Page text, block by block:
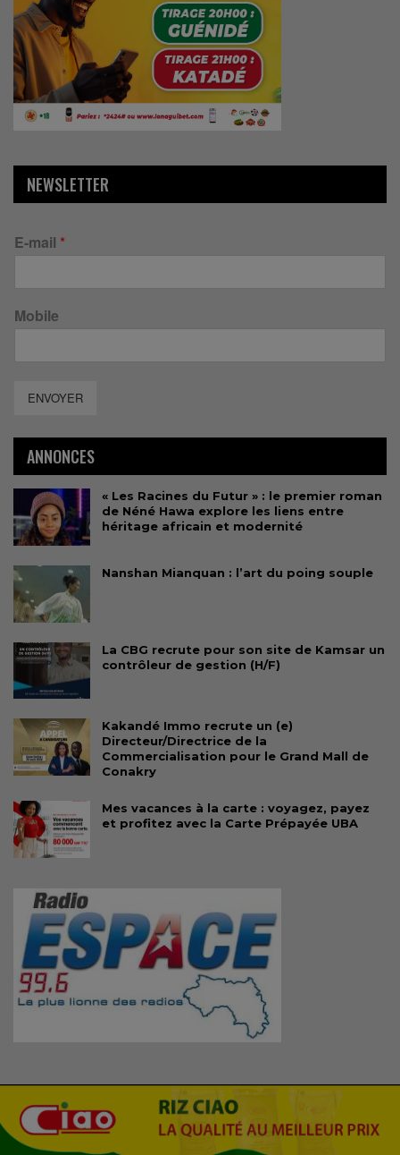
NEWSLETTER
E-mail *
Mobile
ENVOYER
ANNONCES
« Les Racines du Futur » : le premier roman
de Néné Hawa explore les liens entre
héritage africain et modernité
Nanshan Mianquan : l’art du poing souple
La CBG recrute pour son site de Kamsar un
contrôleur de gestion (H/F)
Kakandé Immo recrute un (e)
Directeur/Directrice de la
Commercialisation pour le Grand Mall de
Conakry
Mes vacances à la carte : voyagez, payez
et profitez avec la Carte Prépayée UBA